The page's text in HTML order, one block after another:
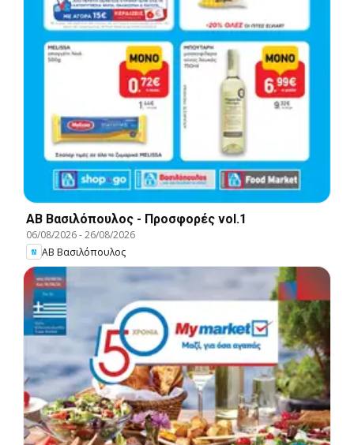
ΑΒ Βασιλόπουλος - Προσφορές vol.1
06/08/2026-26/08/2026
ΑΒ Βασιλόπουλος